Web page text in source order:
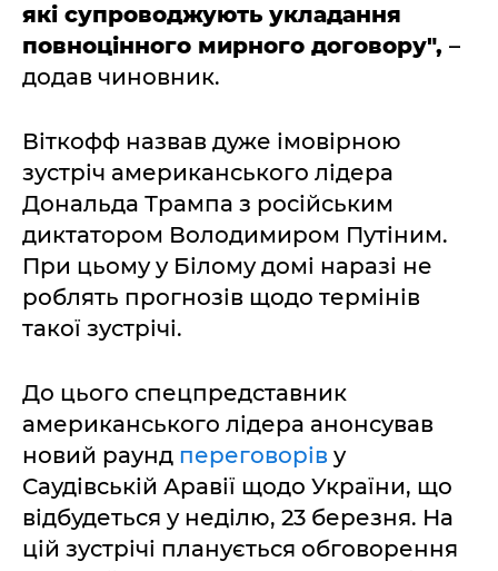
які супроводжують укладання
повноцінного мирного договору", –
додав чиновник.
Віткофф назвав дуже імовірною
зустріч американського лідера
Дональда Трампа з російським
диктатором Володимиром Путіним.
При цьому у Білому домі наразі не
роблять прогнозів щодо термінів
такої зустрічі.
До цього спецпредставник
американського лідера анонсував
новий раунд переговорів у
Саудівській Аравії щодо України, що
відбудеться у неділю, 23 березня. На
цій зустрічі планується обговорення